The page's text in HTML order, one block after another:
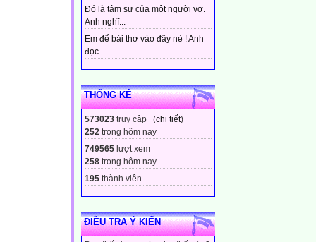
Đó là tâm sự của một người vợ.
Anh nghĩ...
Em để bài thơ vào đây nè ! Anh
đọc...
THỐNG KÊ
573023 truy cập (chi tiết)
252 trong hôm nay
749565 lượt xem
258 trong hôm nay
195 thành viên
ĐIỀU TRA Ý KIẾN